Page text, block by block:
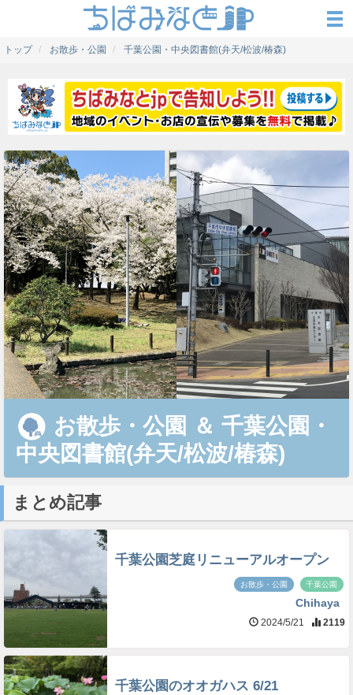
トップ お散歩・公園 千葉公園・中央図書館(弁天/松波/椿森)
お散歩・公園 ＆ 千葉公園・
中央図書館(弁天/松波/椿森)
まとめ記事
千葉公園芝庭リニューアルオープン
お散歩・公園 千葉公園
Chihaya
2024/5/21 2119
千葉公園のオオガハス 6/21